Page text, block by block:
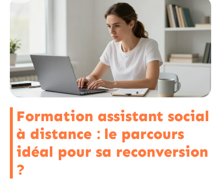
Formation assistant social
à distance : le parcours
idéal pour sa reconversion
?